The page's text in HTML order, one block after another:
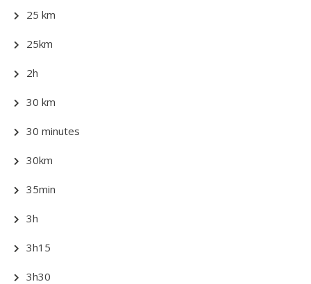
25 km
25km
2h
30 km
30 minutes
30km
35min
3h
3h15
3h30